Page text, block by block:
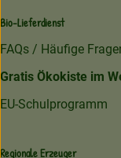
Bio-Lieferdienst
FAQs / Häufige
Gratis Ökokiste im
EU-Schulprogramm
Regionale Erzeuger